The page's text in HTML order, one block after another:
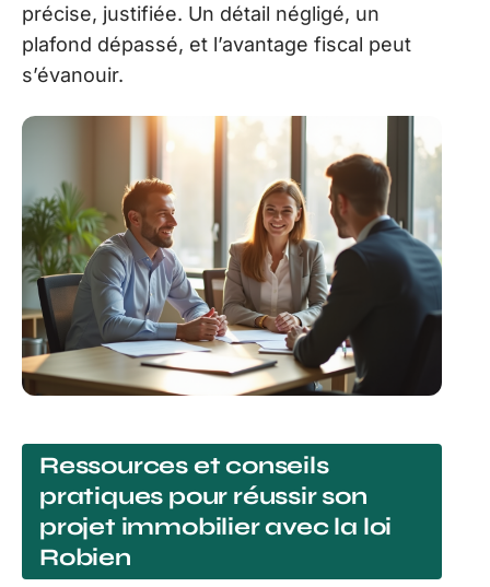
précise, justifiée. Un détail négligé, un
plafond dépassé, et l’avantage fiscal peut
s’évanouir.
Ressources et conseils
pratiques pour réussir son
projet immobilier avec la loi
Robien